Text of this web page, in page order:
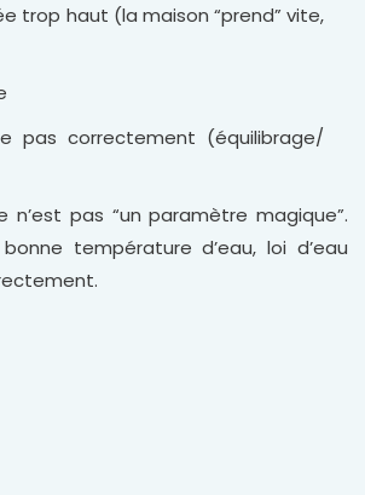
trop haut (la maison “prend” vite,
pas correctement (équilibrage/
pas “un paramètre magique”.
température d’eau, loi d’eau